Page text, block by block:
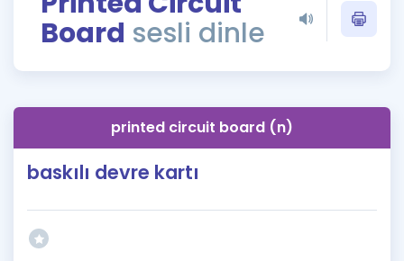
Kampanyalar
Blog
İngilizce Gramer
Board sesli dinle
printed circuit board (n)
baskılı devre kartı